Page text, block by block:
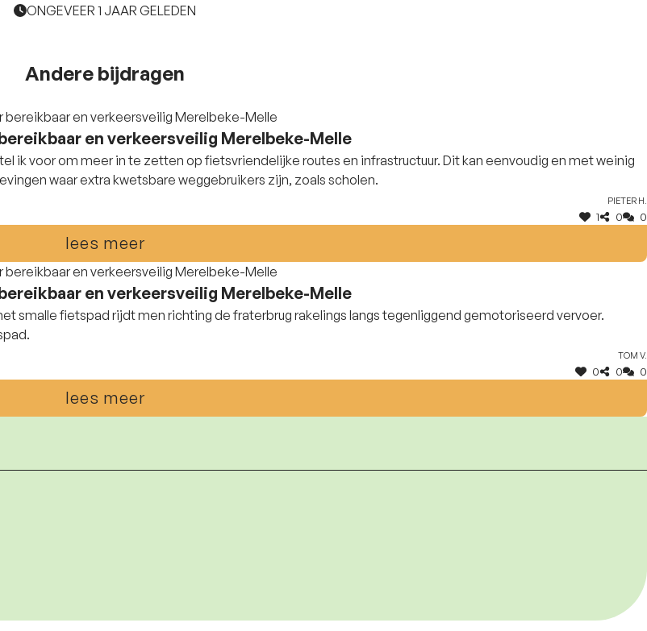
ONGEVEER 1 JAAR GELEDEN
Andere bijdragen
bereikbaar en verkeersveilig Merelbeke-Melle
en verkeersveilig Merelbeke-Melle
ik voor om meer in te zetten op fietsvriendelijke routes en infrastructuur. Dit kan eenvoudig en met weinig
waar extra kwetsbare weggebruikers zijn, zoals scholen.
Pieter H.
1 0 0
lees meer
bereikbaar en verkeersveilig Merelbeke-Melle
en verkeersveilig Merelbeke-Melle
smalle fietspad rijdt men richting de fraterbrug rakelings langs tegenliggend gemotoriseerd vervoer.
Tom V.
0 0 0
lees meer